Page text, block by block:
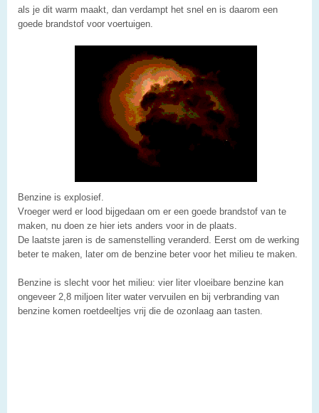
als je dit warm maakt, dan verdampt het snel en is daarom een
goede brandstof voor voertuigen.
Benzine is explosief.
Vroeger werd er lood bijgedaan om er een goede brandstof van te
maken, nu doen ze hier iets anders voor in de plaats.
De laatste jaren is de samenstelling veranderd. Eerst om de werking
beter te maken, later om de benzine beter voor het milieu te maken.
Benzine is slecht voor het milieu: vier liter vloeibare benzine kan
ongeveer 2,8 miljoen liter water vervuilen en bij verbranding van
benzine komen roetdeeltjes vrij die de ozonlaag aan tasten.